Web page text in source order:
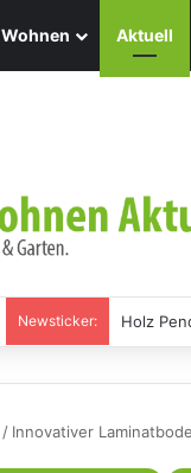
Wohnen Aktuell
Newsticker: Holz
/ Innovativer